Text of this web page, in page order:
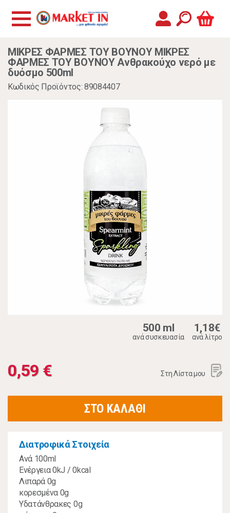
ΜΙΚΡΕΣ ΦΑΡΜΕΣ ΤΟΥ ΒΟΥΝΟΥ ΜΙΚΡΕΣ
ΦΑΡΜΕΣ ΤΟΥ ΒΟΥΝΟΥ Ανθρακούχο νερό με
δυόσμο 500ml
Κωδικός Προϊόντος: 89084407
500 ml
ανά συσκευασία
1,18€
ανά λίτρο
0,59 € Στη Λίστα μου
ΣΤΟ ΚΑΛΑΘΙ
Διατροφικά Στοιχεία
Ανά 100ml
Ενέργεια 0kJ / 0kcal
Λιπαρά 0g
κορεσμένα 0g
Υδατάνθρακες 0g